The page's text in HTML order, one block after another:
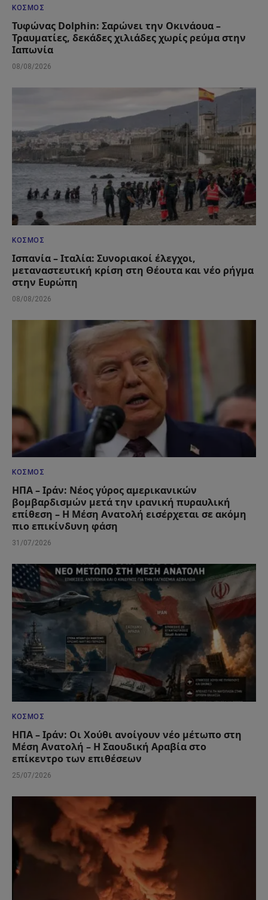
ΚΌΣΜΟΣ
Τυφώνας Dolphin: Σαρώνει την Οκινάουα –
Τραυματίες, δεκάδες χιλιάδες χωρίς ρεύμα στην
Ιαπωνία
08/08/2026
ΚΌΣΜΟΣ
Ισπανία – Ιταλία: Συνοριακοί έλεγχοι,
μεταναστευτική κρίση στη Θέουτα και νέο ρήγμα
στην Ευρώπη
08/08/2026
ΚΌΣΜΟΣ
ΗΠΑ – Ιράν: Νέος γύρος αμερικανικών
βομβαρδισμών μετά την ιρανική πυραυλική
επίθεση – Η Μέση Ανατολή εισέρχεται σε ακόμη
πιο επικίνδυνη φάση
31/07/2026
ΚΌΣΜΟΣ
ΗΠΑ – Ιράν: Οι Χούθι ανοίγουν νέο μέτωπο στη
Μέση Ανατολή – Η Σαουδική Αραβία στο
επίκεντρο των επιθέσεων
25/07/2026